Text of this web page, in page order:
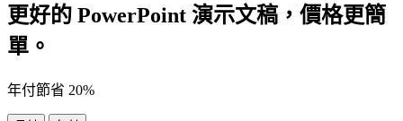
更好的 PowerPoint 演示文稿，價格更簡
單。
年付節省 20%